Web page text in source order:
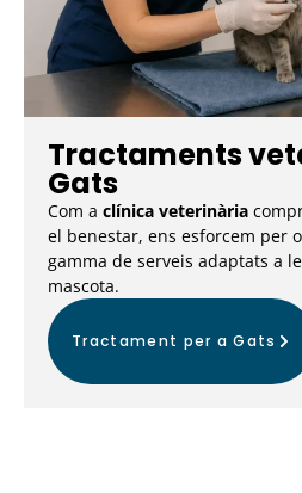
Tractaments
Gats
Com a clínica veterinària
el benestar, ens esforcem per
gamma de serveis adaptats a
mascota.
Tractament per a Gats